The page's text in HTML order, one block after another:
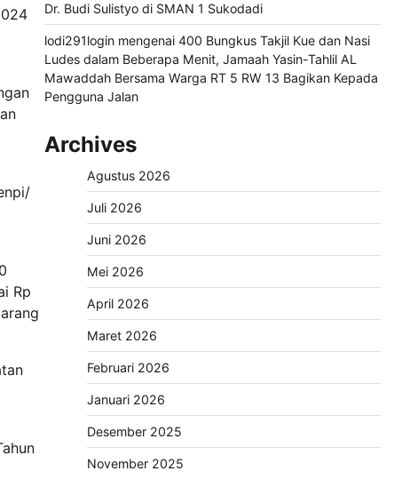
Rp
Dr. Budi Sulistyo di SMAN 1 Sukodadi
lodi291loginmengenai 400 Bungkus Takjil Kue dan Nasi
Ludes dalam Beberapa Menit, Jamaah Yasin-Tahlil AL
Mawaddah Bersama Warga RT 5 RW 13 Bagikan Kepada
Pengguna Jalan
Archives
Agustus 2026
Juli 2026
Juni 2026
Mei 2026
April 2026
Maret 2026
Februari 2026
Januari 2026
Desember 2025
November 2025